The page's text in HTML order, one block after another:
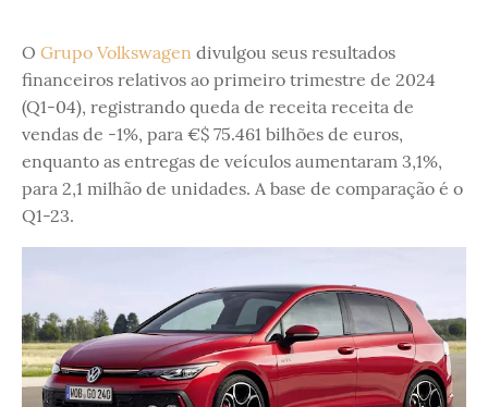
O Grupo Volkswagen divulgou seus resultados
financeiros relativos ao primeiro trimestre de 2024
(Q1-04), registrando queda de receita receita de
vendas de -1%, para €$ 75.461 bilhões de euros,
enquanto as entregas de veículos aumentaram 3,1%,
para 2,1 milhão de unidades. A base de comparação é o
Q1-23.